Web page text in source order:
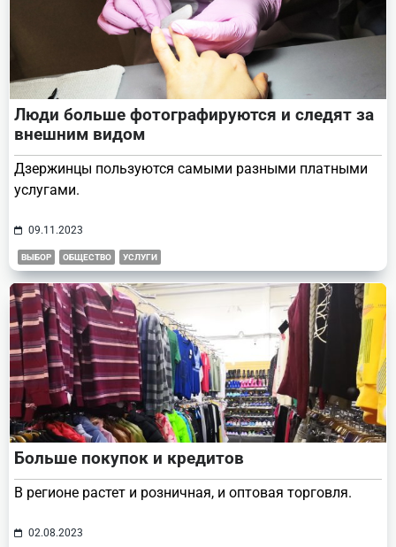
Люди больше фотографируются и следят за
внешним видом
Дзержинцы пользуются самыми разными платными
услугами.
09.11.2023
ВЫБОР ОБЩЕСТВО УСЛУГИ
Больше покупок и кредитов
В регионе растет и розничная, и оптовая торговля.
02.08.2023